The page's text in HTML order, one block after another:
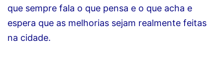
que sempre fala o que pensa e o que acha e
espera que as melhorias sejam realmente feitas
na cidade.